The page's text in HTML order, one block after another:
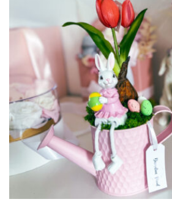
van.
A
a
ki